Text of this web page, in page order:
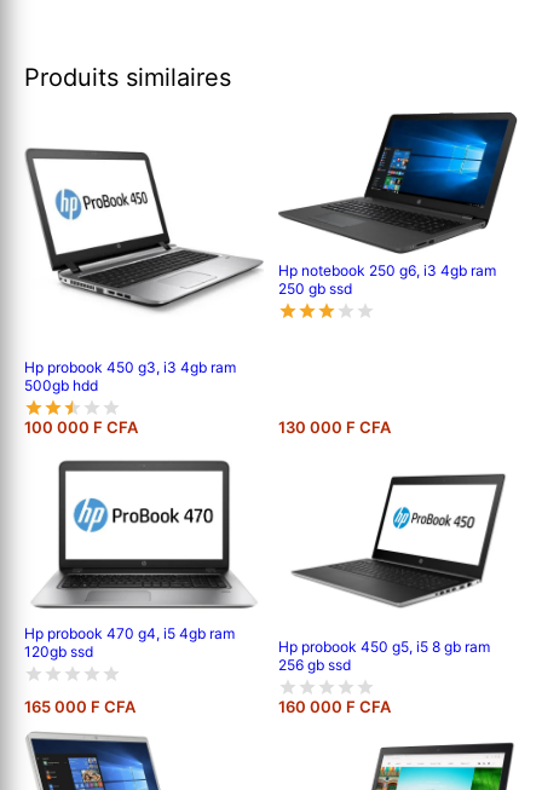
Produits similaires
Hp probook 450 g3, i3 4gb ram
500gb hdd
100 000 F CFA
Hp notebook 250 g6, i3 4gb ram
250 gb ssd
130 000 F CFA
Hp probook 470 g4, i5 4gb ram
120gb ssd
165 000 F CFA
Hp probook 450 g5, i5 8 gb ram
256 gb ssd
160 000 F CFA